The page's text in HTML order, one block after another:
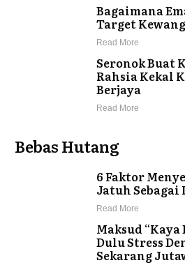
Bagaimana
Target
Read More
Seronok Buat
Rahsia Kekal
Berjaya
Read More
Bebas Hutang
6 Faktor
Jatuh
Read More
Maksud “Kaya
Dulu Stress
Sekarang